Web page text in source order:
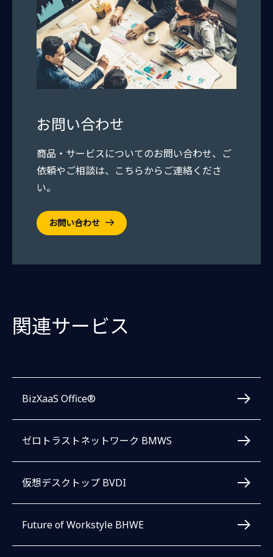
お問い合わせ
商品・サービスについてのお問い合わせ、ご
依頼やご相談は、こちらからご連絡くださ
い。
お問い合わせ
関連サービス
BizXaaS Office®
ゼロトラストネットワーク BMWS
仮想デスクトップ BVDI
Future of Workstyle BHWE